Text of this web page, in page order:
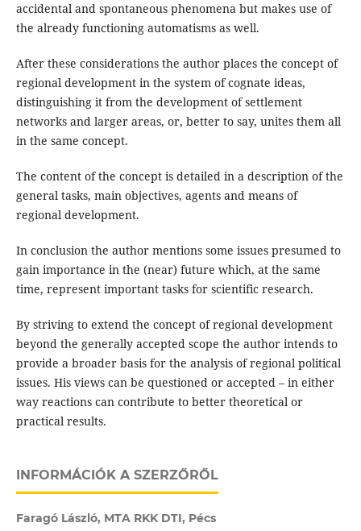
accidental and spontaneous phenomena but makes use of
the already functioning automatisms as well.
After these considerations the author places the concept of
regional development in the system of cognate ideas,
distinguishing it from the development of settlement
networks and larger areas, or, better to say, unites them all
in the same concept.
The content of the concept is detailed in a description of the
general tasks, main objectives, agents and means of
regional development.
In conclusion the author mentions some issues presumed to
gain importance in the (near) future which, at the same
time, represent important tasks for scientific research.
By striving to extend the concept of regional development
beyond the generally accepted scope the author intends to
provide a broader basis for the analysis of regional political
issues. His views can be questioned or accepted – in either
way reactions can contribute to better theoretical or
practical results.
INFORMÁCIÓK A SZERZŐRŐL
Faragó László, MTA RKK DTI, Pécs